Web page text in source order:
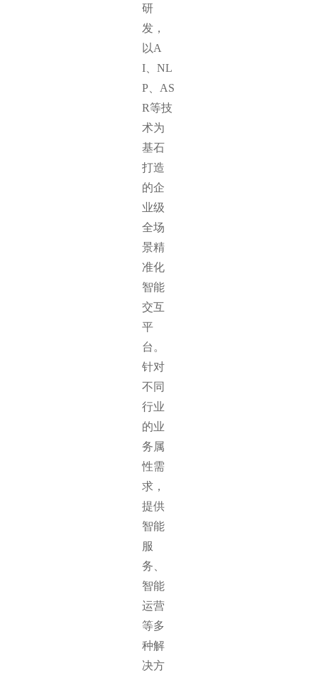
研
发，
以A
I、NL
P、AS
R等技
术为
基石
打造
的企
业级
全场
景精
准化
智能
交互
平
台。
针对
不同
行业
的业
务属
性需
求，
提供
智能
服
务、
智能
运营
等多
种解
决方